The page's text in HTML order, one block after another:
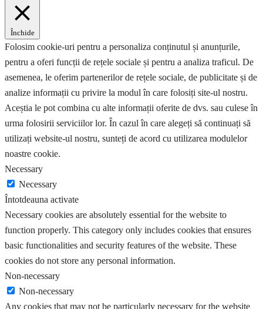
Închide
Folosim cookie-uri pentru a personaliza conținutul și anunțurile,
pentru a oferi funcții de rețele sociale și pentru a analiza traficul. De
asemenea, le oferim partenerilor de rețele sociale, de publicitate și de
analize informații cu privire la modul în care folosiți site-ul nostru.
Aceștia le pot combina cu alte informații oferite de dvs. sau culese în
urma folosirii serviciilor lor. În cazul în care alegeți să continuați să
utilizați website-ul nostru, sunteți de acord cu utilizarea modulelor
noastre cookie.
Necessary
Necessary
Întotdeauna activate
Necessary cookies are absolutely essential for the website to
function properly. This category only includes cookies that ensures
basic functionalities and security features of the website. These
cookies do not store any personal information.
Non-necessary
Non-necessary
Any cookies that may not be particularly necessary for the website